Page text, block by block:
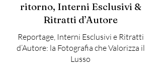
ritorno, Interni Esclusivi &
Ritratti d’Autore
Reportage, Interni Esclusivi e Ritratti
d’Autore: la Fotografia che Valorizza il
Lusso